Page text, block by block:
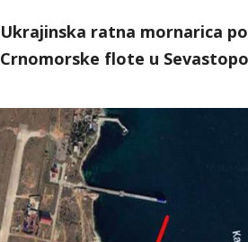
Ukrajinska ratna mornarica
Crnomorske flote u